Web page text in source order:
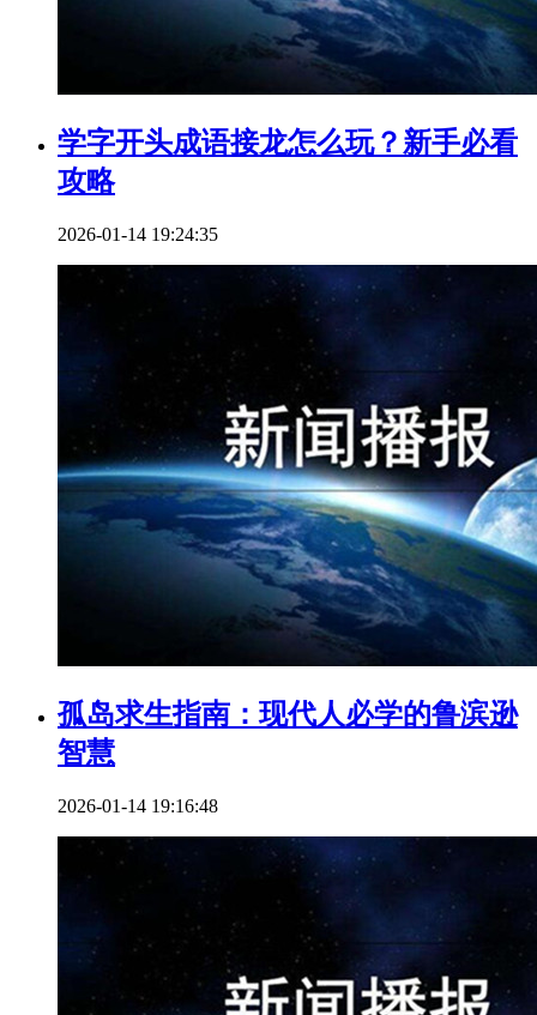
学字开头成语接龙怎么玩？新手必看
攻略
2026-01-14 19:24:35
孤岛求生指南：现代人必学的鲁滨逊
智慧
2026-01-14 19:16:48